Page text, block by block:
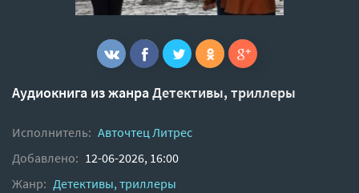
Аудиокнига из жанраДетективы, триллеры
Исполнитель: Авточтец Литрес
Добавлено: 12-06-2026, 16:00
Жанр: Детективы, триллеры